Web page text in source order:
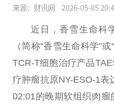
来源：财讯网 2026-05-05
近 日，香雪生命科
（简称“香雪生命科学”
TCR-T细胞治疗产品
疗 肿瘤抗原NY-ESO-1表
02:01的晚期软组织肉